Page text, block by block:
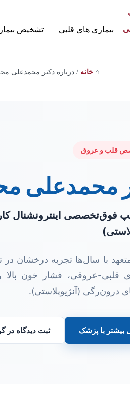
بیماری های قلبی تشخیص
⌂ خانه / درباره دکتر محمدعلی
قلب و عروق
محمدعلی
فوق‌تخصصی اینترونشنال
با سال‌ها تجربه درخشان
قلبی-عروقی، فشار خون بالا
درون‌رگی (آنژیوپلاستی).
بیشتر با پزشک ثبت دیدگاه در